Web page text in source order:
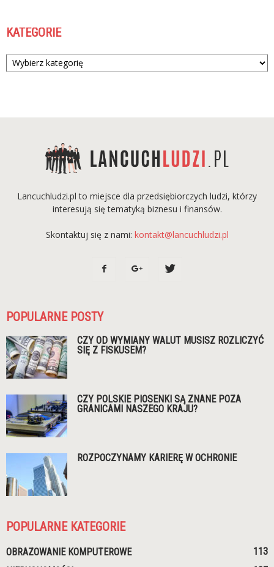
KATEGORIE
Kategorie
Lancuchludzi.pl to miejsce dla przedsiębiorczych ludzi, którzy
interesują się tematyką biznesu i finansów.
Skontaktuj się z nami: kontakt@lancuchludzi.pl
POPULARNE POSTY
CZY OD WYMIANY WALUT MUSISZ ROZLICZYĆ
SIĘ Z FISKUSEM?
CZY POLSKIE PIOSENKI SĄ ZNANE POZA
GRANICAMI NASZEGO KRAJU?
ROZPOCZYNAMY KARIERĘ W OCHRONIE
POPULARNE KATEGORIE
OBRAZOWANIE KOMPUTEROWE
113